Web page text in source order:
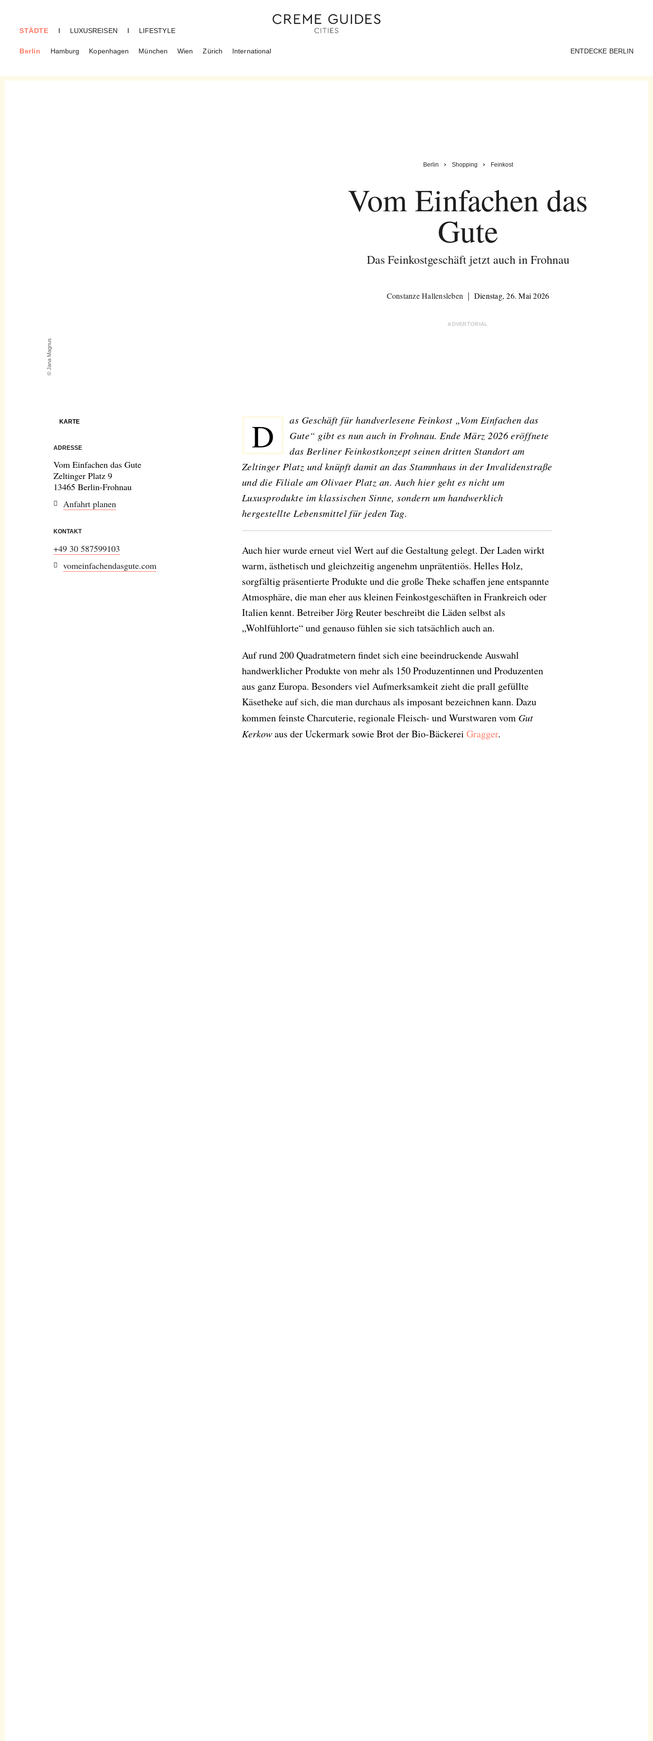
STÄDTE
Berlin Hamburg Kopenhagen München Wien Zürich International
I LUXUSREISEN I LIFESTYLE
ENTDECKE BERLIN
Berlin Shopping Feinkost
Vom Einfachen das
Gute
Das Feinkostgeschäft jetzt auch in Frohnau
Constanze Hallensleben Dienstag, 26. Mai 2026
ADVERTORIAL
© Jana Magnus
KARTE
ADRESSE
Vom Einfachen das Gute
Zeltinger Platz 9
13465 Berlin-Frohnau
Anfahrt planen
KONTAKT
+49 30 587599103
vomeinfachendasgute.com
Das Geschäft für handverlesene Feinkost „Vom Einfachen das
Gute“ gibt es nun auch in Frohnau. Ende März 2026 eröffnete
das Berliner Feinkostkonzept seinen dritten Standort am
Zeltinger Platz und knüpft damit an das Stammhaus in der Invalidenstraße
und die Filiale am Olivaer Platz an. Auch hier geht es nicht um
Luxusprodukte im klassischen Sinne, sondern um handwerklich
hergestellte Lebensmittel für jeden Tag.
Auch hier wurde erneut viel Wert auf die Gestaltung gelegt. Der Laden wirkt
warm, ästhetisch und gleichzeitig angenehm unprätentiös. Helles Holz,
sorgfältig präsentierte Produkte und die große Theke schaffen jene entspannte
Atmosphäre, die man eher aus kleinen Feinkostgeschäften in Frankreich oder
Italien kennt. Betreiber Jörg Reuter beschreibt die Läden selbst als
„Wohlfühlorte“ und genauso fühlen sie sich tatsächlich auch an.
Auf rund 200 Quadratmetern findet sich eine beeindruckende Auswahl
handwerklicher Produkte von mehr als 150 Produzentinnen und Produzenten
aus ganz Europa. Besonders viel Aufmerksamkeit zieht die prall gefüllte
Käsetheke auf sich, die man durchaus als imposant bezeichnen kann. Dazu
kommen feinste Charcuterie, regionale Fleisch- und Wurstwaren vom Gut
Kerkowaus der Uckermark sowie Brot der Bio-Bäckerei Gragger.